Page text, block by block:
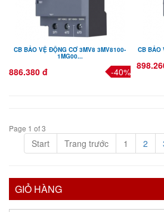
CB BẢO VỆ ĐỘNG CƠ 3MV8 3MV8100-
1MG00...
886.380 đ -40%
CB BẢO
Page 1 of 3
Start Trang trước 1 2
GIỎ HÀNG